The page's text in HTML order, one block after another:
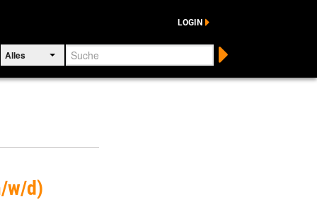
LOGIN
Alles Suche
w/d)